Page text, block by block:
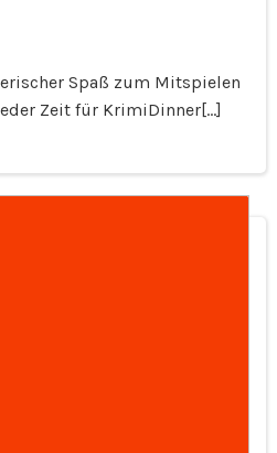
Spaß zum Mitspielen
Zeit für KrimiDinner[…]